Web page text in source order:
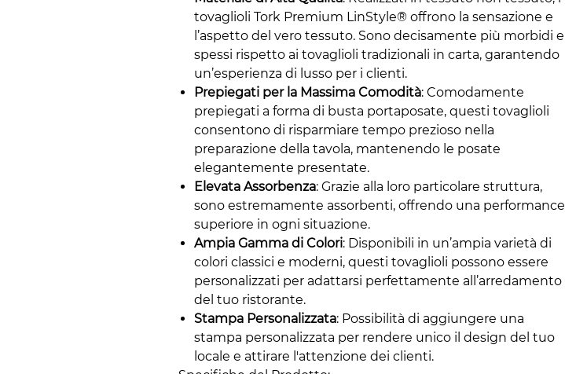
tovaglioli Tork Premium LinStyle® offrono la sensazione e
l’aspetto del vero tessuto. Sono decisamente più morbidi e
spessi rispetto ai tovaglioli tradizionali in carta, garantendo
un’esperienza di lusso per i clienti.
Prepiegati per la Massima Comodità: Comodamente
prepiegati a forma di busta portaposate, questi tovaglioli
consentono di risparmiare tempo prezioso nella
preparazione della tavola, mantenendo le posate
elegantemente presentate.
Elevata Assorbenza: Grazie alla loro particolare struttura,
sono estremamente assorbenti, offrendo una performance
superiore in ogni situazione.
Ampia Gamma di Colori: Disponibili in un’ampia varietà di
colori classici e moderni, questi tovaglioli possono essere
personalizzati per adattarsi perfettamente all’arredamento
del tuo ristorante.
Stampa Personalizzata: Possibilità di aggiungere una
stampa personalizzata per rendere unico il design del tuo
locale e attirare l'attenzione dei clienti.